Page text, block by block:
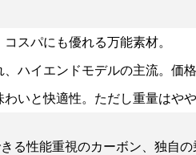
スパにも優れる万能素材。
ハイエンドモデルの主流。価格
いと快適性。ただし重量はやや
る性能重視のカーボン、独自の